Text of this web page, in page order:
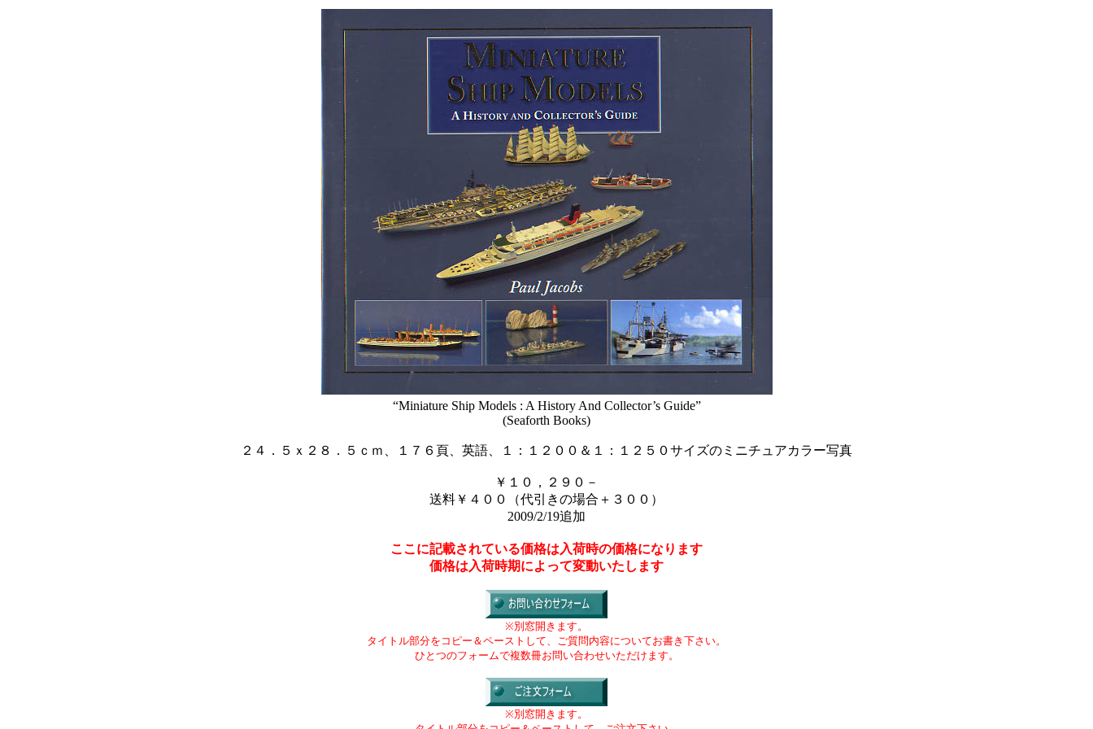
“Miniature Ship Models : A History And Collector’s Guide”
(Seaforth Books)
２４．５ｘ２８．５ｃｍ、１７６頁、英語、１：１２００＆１：１２５０サイズのミニチュアカラー写真
￥１０，２９０－
送料￥４００（代引きの場合＋３００）
2009/2/19追加
ここに記載されている価格は入荷時の価格になります
価格は入荷時期によって変動いたします
※別窓開きます。
タイトル部分をコピー＆ペーストして、ご質問内容についてお書き下さい。
ひとつのフォームで複数冊お問い合わせいただけます。
※別窓開きます。